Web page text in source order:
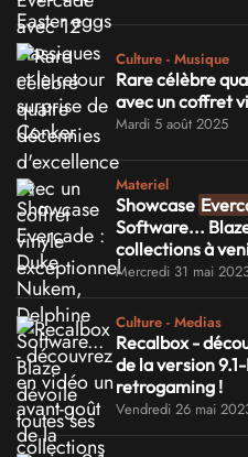
Culture - Musique
Rare célèbre
avec un coffret
Mardi 5 août 2025
Materiel
Showcase
Software...
collections à
Mercredi 31 mai
Culture - Medias
Recalbox -
de la version
retrogaming !
Vendredi 26 mai